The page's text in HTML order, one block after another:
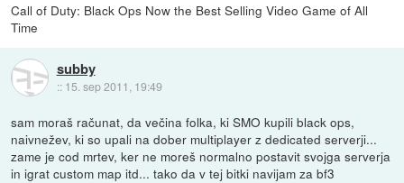
Call of Duty: Black Ops Now the Best Selling Video Game of All
Time
subby
:: 15. sep 2011, 19:49
sam moraš računat, da večina folka, ki SMO kupili black ops,
naivnežev, ki so upali na dober multiplayer z dedicated serverji...
zame je cod mrtev, ker ne moreš normalno postavit svojga serverja
in igrat custom map itd... tako da v tej bitki navijam za bf3